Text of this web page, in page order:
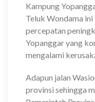
Kampung
Teluk Wondama
percepatan
Yopanggar yang
mengalami
Adapun jalan
provinsi sehingga